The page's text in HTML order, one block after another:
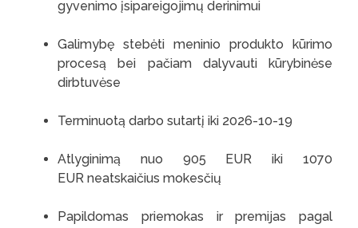
gyvenimo įsipareigojimų derinimui
Galimybę stebėti meninio produkto kūrimo
procesą bei pačiam dalyvauti kūrybinėse
dirbtuvėse
Terminuotą darbo sutartį iki 2026-10-19
Atlyginimą nuo 905 EUR iki 1070
EUR neatskaičius mokesčių
Papildomas priemokas ir premijas pagal